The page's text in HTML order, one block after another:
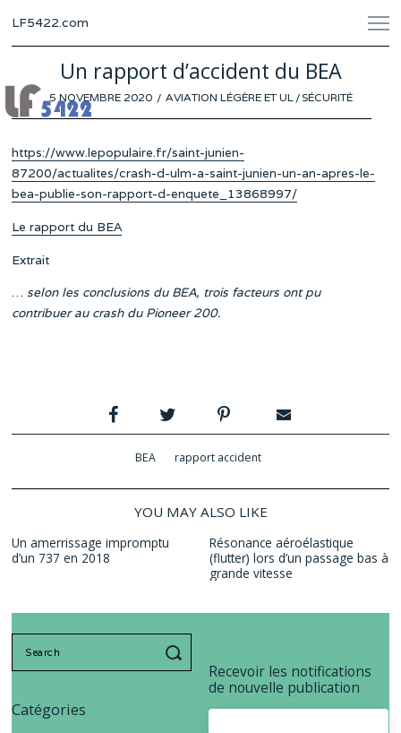
LF5422.com
Un rapport d’accident du BEA
POSTED
ON
5 NOVEMBRE 2020 AVIATION LÉGÈRE ET UL / SÉCURITÉ
https://www.lepopulaire.fr/saint-junien-
87200/actualites/crash-d-ulm-a-saint-junien-un-an-apres-le-
bea-publie-son-rapport-d-enquete_13868997/
Le rapport du BEA
Extrait
… selon les conclusions du BEA, trois facteurs ont pu
contribuer au crash du Pioneer 200.
BEA rapport accident
YOU MAY ALSO LIKE
Un amerrissage impromptu
d’un 737 en 2018
Résonance aéroélastique
(flutter) lors d’un passage bas à
grande vitesse
Recevoir les notifications
de nouvelle publication
Catégories